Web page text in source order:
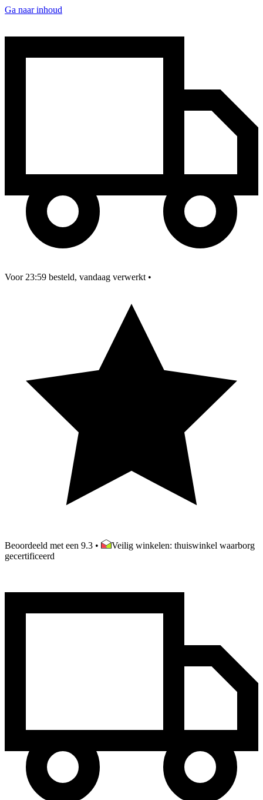
Ga naar inhoud
Voor 23:59 besteld, vandaag verwerkt •
Beoordeeld met een 9.3 •
Veilig winkelen: thuiswinkel waarborg
gecertificeerd